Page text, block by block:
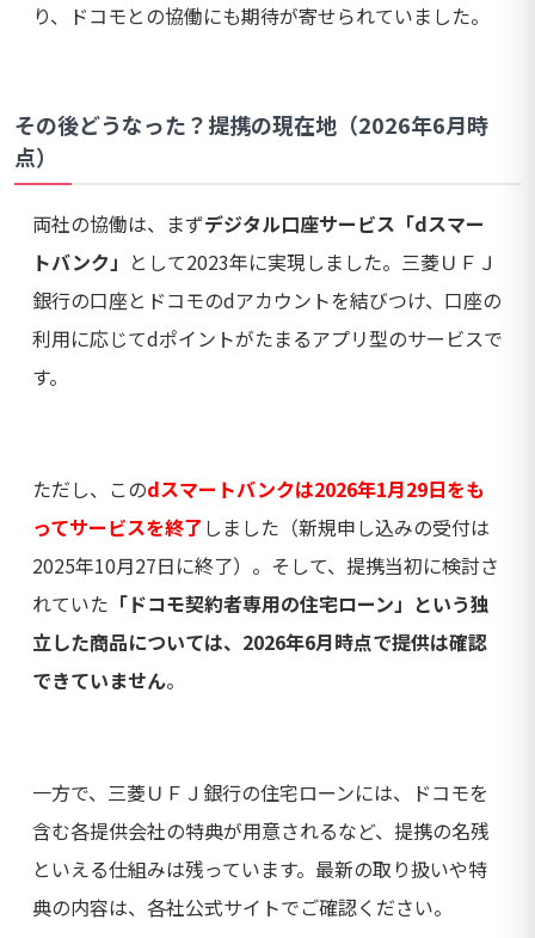
り、ドコモとの協働にも期待が寄せられていました。
その後どうなった？提携の現在地（2026年6月時
点）
両社の協働は、まずデジタル口座サービス「dスマー
トバンク」 として2023年に実現しました。三菱ＵＦＪ
銀行の口座とドコモのdアカウントを結びつけ、口座の
利用に応じてdポイントがたまるアプリ型のサービスで
す。
ただし、このdスマートバンクは2026年1月29日をも
ってサービスを終了しました（新規申し込みの受付は
2025年10月27日に終了）。そして、提携当初に検討さ
れていた 「ドコモ契約者専用の住宅ローン」という独
立した商品については、2026年6月時点で提供は確認
できていません。
一方で、三菱ＵＦＪ銀行の住宅ローンには、ドコモを
含む各提供会社の特典が用意されるなど、提携の名残
といえる仕組みは残っています。最新の取り扱いや特
典の内容は、各社公式サイトでご確認ください。